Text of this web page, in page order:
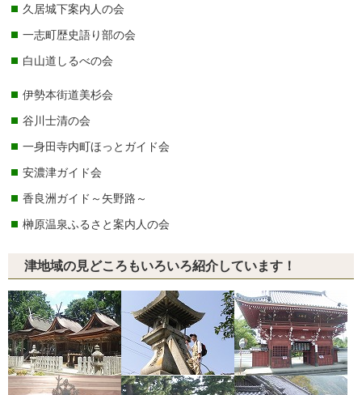
久居城下案内人の会
一志町歴史語り部の会
白山道しるべの会
伊勢本街道美杉会
谷川士清の会
一身田寺内町ほっとガイド会
安濃津ガイド会
香良洲ガイド～矢野路～
榊原温泉ふるさと案内人の会
津地域の見どころもいろいろ紹介しています！